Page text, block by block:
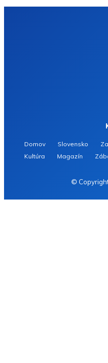
Domov Slovensko
Kultúra
Magazín
©